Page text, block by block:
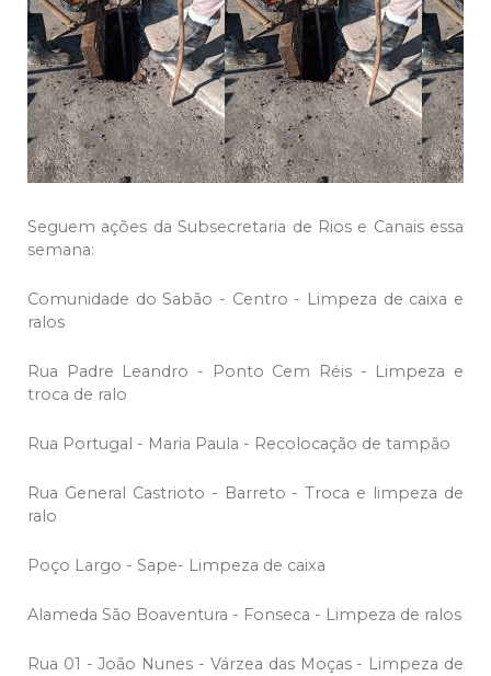
Seguem ações da Subsecretaria de Rios e Canais essa
semana:
Comunidade do Sabão - Centro - Limpeza de caixa e
ralos
Rua Padre Leandro - Ponto Cem Réis - Limpeza e
troca de ralo
Rua Portugal - Maria Paula - Recolocação de tampão
Rua General Castrioto - Barreto - Troca e limpeza de
ralo
Poço Largo - Sape- Limpeza de caixa
Alameda São Boaventura - Fonseca - Limpeza de ralos
Rua 01 - João Nunes - Várzea das Moças - Limpeza de